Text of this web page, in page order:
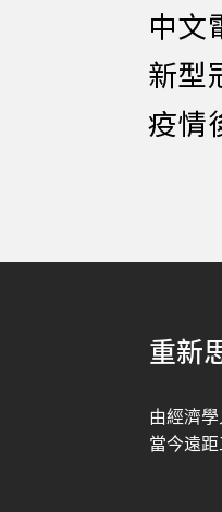
重新
由經濟
當今遠